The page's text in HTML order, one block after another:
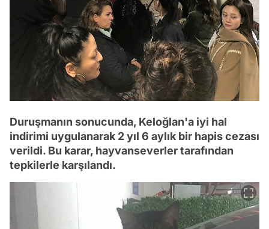
Duruşmanın sonucunda, Keloğlan'a iyi hal
indirimi uygulanarak 2 yıl 6 aylık bir hapis cezası
verildi. Bu karar, hayvanseverler tarafından
tepkilerle karşılandı.